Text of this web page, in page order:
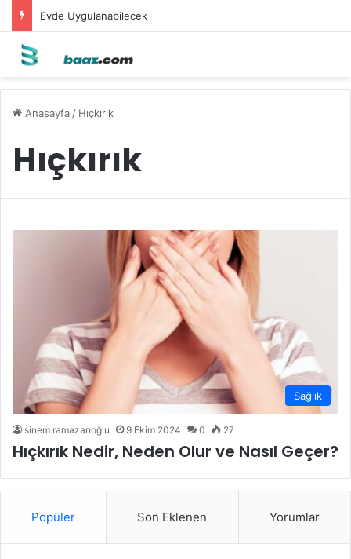
Evde Uygulanabilecek Leke Karşıtı Maskeler
Anasayfa / Hıçkırık
Hıçkırık
Sağlık
sinem ramazanoğlu 9 Ekim 2024 0 27
Hıçkırık Nedir, Neden Olur ve Nasıl Geçer?
Popüler Son Eklenen Yorumlar